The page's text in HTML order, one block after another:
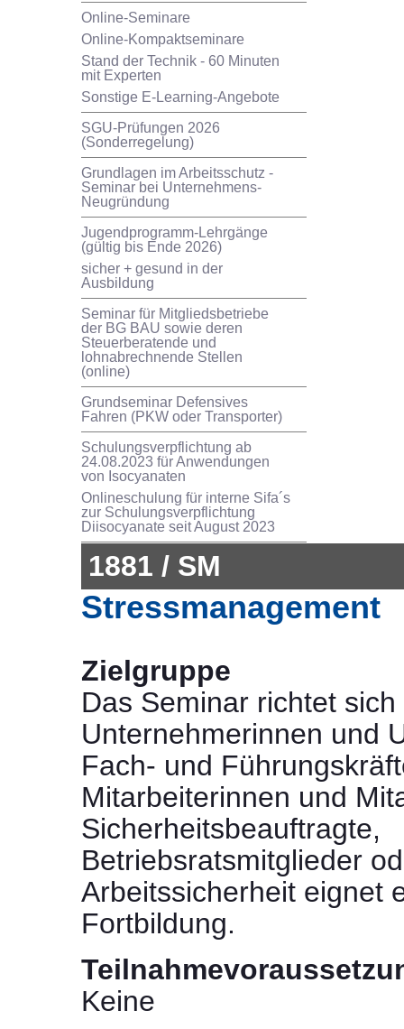
Online-Seminare
Online-Kompaktseminare
Stand der Technik - 60 Minuten
mit Experten
Sonstige E-Learning-Angebote
SGU-Prüfungen 2026
(Sonderregelung)
Grundlagen im Arbeitsschutz -
Seminar bei Unternehmens-
Neugründung
Jugendprogramm-Lehrgänge
(gültig bis Ende 2026)
sicher + gesund in der
Ausbildung
Seminar für Mitgliedsbetriebe
der BG BAU sowie deren
Steuerberatende und
lohnabrechnende Stellen
(online)
Grundseminar Defensives
Fahren (PKW oder Transporter)
Schulungsverpflichtung ab
24.08.2023 für Anwendungen
von Isocyanaten
Onlineschulung für interne Sifa´s
zur Schulungsverpflichtung
Diisocyanate seit August 2023
1881 / SM
Stressmanagement
Zielgruppe
Das Seminar richtet sich
Unternehmerinnen und
Fach- und
Mitarbeiterinnen und
Sicherheitsbeauftragte,
Betriebsratsmitglieder
Arbeitssicherheit eignet
Fortbildung.
Keine